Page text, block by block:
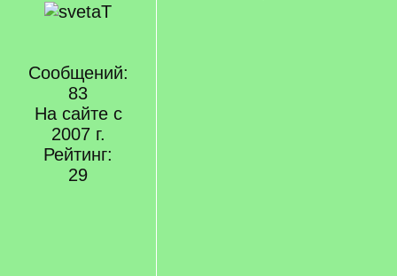
Сообщений:
83
На сайте с
2007 г.
Рейтинг:
29